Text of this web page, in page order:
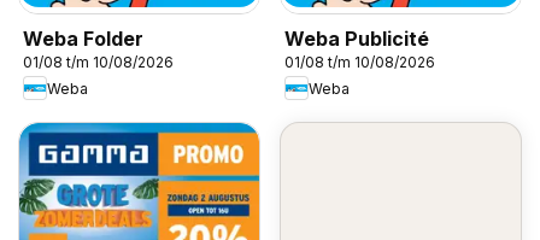
Weba Folder
01/08 t/m 10/08/2026
Weba
Weba Publicité
01/08 t/m 10/08/2026
Weba